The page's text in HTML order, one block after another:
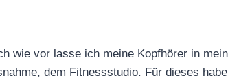
wie vor lasse ich meine Kopfhörer in
dem Fitnessstudio. Für dieses